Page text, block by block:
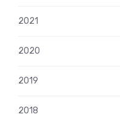
2021
2020
2019
2018